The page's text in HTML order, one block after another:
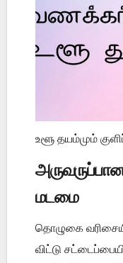
உளூ தயம்மும்
மடமை
தொழுகை
விட்டு